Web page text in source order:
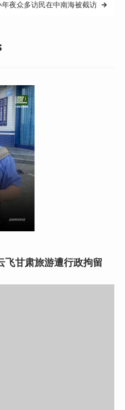
年夜众多访民在中南海被截访
飞甘肃旅游遭行政拘留